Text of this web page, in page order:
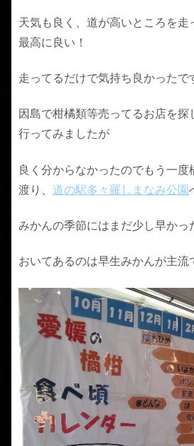
天気も良く、道が高いところを走
最高に良い！
走ってるだけで気持ち良かったで
因島で柑橘類等売ってるお店を探
行ってみましたが
良く分からなかったのでもう一度
渡り、 道の駅多々羅しまなみ公園
みかんの季節にはまだ少し早かっ
おいてあるのは早生みかんが主流